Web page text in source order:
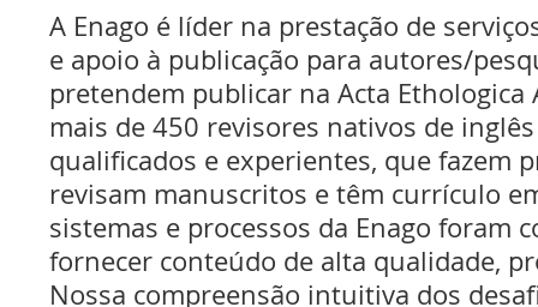
A Enago é líder na prestação de
e apoio à publicação para autores/
pretendem publicar na Acta Ethologica
mais de 450 revisores nativos de
qualificados e experientes, que fazem
revisam manuscritos e têm currículo
sistemas e processos da Enago foram
fornecer conteúdo de alta qualidade,
Nossa compreensão intuitiva dos